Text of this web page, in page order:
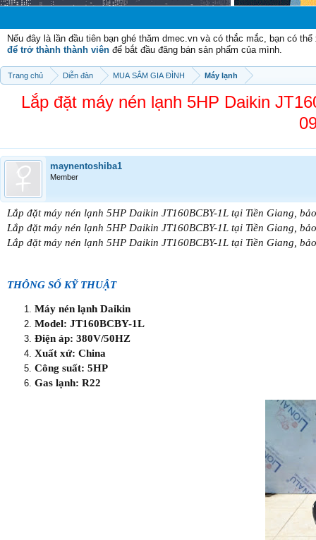
Nếu đây là lần đầu tiên bạn ghé thăm dmec.vn và có thắc mắc, bạn có
để trở thành thành viên để bắt đầu đăng bán sản phẩm của mình.
Trang chủ Diễn đàn MUA SẮM GIA ĐÌNH Máy lạnh
Lắp đặt máy nén lạnh 5HP Daikin
maynentoshiba1
Member
Lắp đặt máy nén lạnh 5HP Daikin JT160BCBY-1L tại Tiền Giang,
Lắp đặt máy nén lạnh 5HP Daikin JT160BCBY-1L tại Tiền Giang,
Lắp đặt máy nén lạnh 5HP Daikin JT160BCBY-1L tại Tiền Giang,
THÔNG SỐ KỸ THUẬT
Máy nén lạnh Daikin
Model: JT160BCBY-1L
Điện áp: 380V/50HZ
Xuất xứ: China
Công suất: 5HP
Gas lạnh: R22